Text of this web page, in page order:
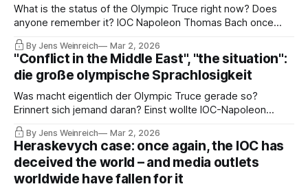
What is the status of the Olympic Truce right now? Does
anyone remember it? IOC Napoleon Thomas Bach once
wanted to unite divided Korea at the Winter Games and
dreamed of winning the Nobel Peace Prize. His chosen
successor, Kirsty Coventry, remains silent in these days of
war, of course.
By Jens Weinreich Mar 2, 2026
"Conflict in the Middle East", "the situation":
die große olympische Sprachlosigkeit
Was macht eigentlich der Olympic Truce gerade so?
Erinnert sich jemand daran? Einst wollte IOC-Napoleon
Thomas Bach bei Winterspielen das geteilte Korea vereinen
und träumte vom Friedensnobelpreis. Die von ihm
auserwählte Nachfolgerin Kirsty Coventry bleibt in diesen
Kriegs-Tagen stumm, natürlich.
By Jens Weinreich Mar 2, 2026
Heraskevych case: once again, the IOC has
deceived the world – and media outlets
worldwide have fallen for it